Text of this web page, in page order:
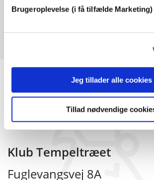
Brugeroplevelse (i få tilfælde Marketing)
Jeg tillader alle cookies
Tillad nødvendige
drikke sodavand i hverdagen på
Klub Tempeltræet
Fuglevangsvej 8A